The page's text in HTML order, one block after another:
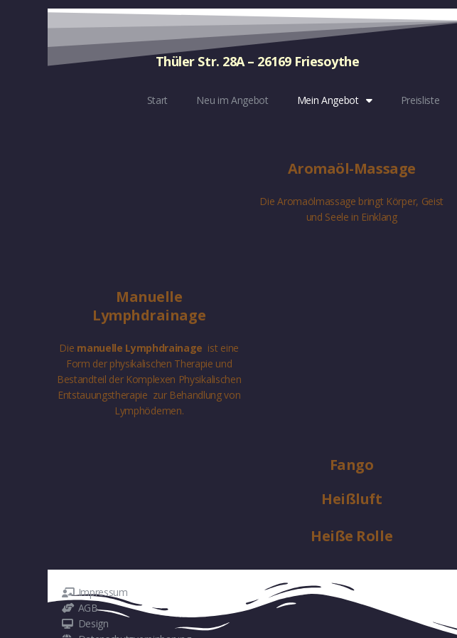
Thüler Str. 28A – 26169 Friesoythe
Start Neu im Angebot Mein Angebot Preisliste
Aromaöl-Massage
Die Aromaölmassage bringt Körper, Geist
und Seele in Einklang
Manuelle
Lymphdrainage
Die manuelle Lymphdrainage ist eine
Form der physikalischen Therapie und
Bestandteil der Komplexen Physikalischen
Entstauungstherapie zur Behandlung von
Lymphödemen.
Fango
Heißluft
Heiße Rolle
Impressum
AGB
Design